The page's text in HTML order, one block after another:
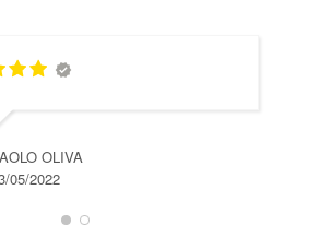
OLIVA
05/2022